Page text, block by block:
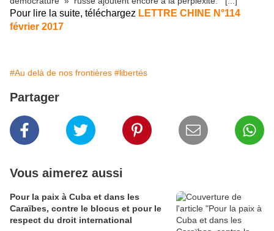
Pour lire la suite, téléchargez LETTRE CHINE N°114
février 2017
#Au delà de nos frontières #libertés
Partager
Vous aimerez aussi
Pour la paix à Cuba et dans les
Caraïbes, contre le blocus et pour le
respect du droit international